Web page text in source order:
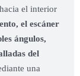
el interior
el escáner
ángulos,
del
una